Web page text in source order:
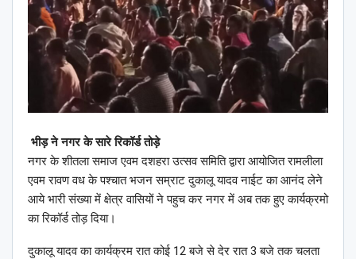
भीड़ ने नगर के सारे रिकॉर्ड तोड़े
नगर के शीतला समाज एवम दशहरा उत्सव समिति द्वारा आयोजित रामलीला
एवम रावण वध के पश्चात भजन सम्राट दुकालू यादव नाईट का आनंद लेने
आये भारी संख्या में क्षेत्र वासियों ने पहुच कर नगर में अब तक हुए कार्यक्रमो
का रिकॉर्ड तोड़ दिया।
दुकालू यादव का कार्यक्रम रात कोई 12 बजे से देर रात 3 बजे तक चलता